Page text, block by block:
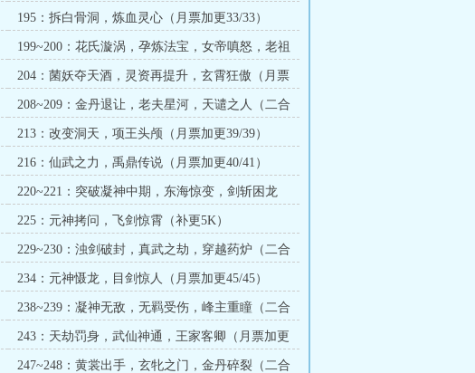
一求订）
195：拆白骨洞，炼血灵心（月票加更33/33）
199~200：花氏漩涡，孕炼法宝，女帝嗔怒，老祖
出行（二和一求订）
204：菌妖夺天酒，灵资再提升，玄霄狂傲（月票
加更36/36）
208~209：金丹退让，老夫星河，天谴之人（二合
一求订）
213：改变洞天，项王头颅（月票加更39/39）
216：仙武之力，禹鼎传说（月票加更40/41）
220~221：突破凝神中期，东海惊变，剑斩困龙
（二合一求订）
225：元神拷问，飞剑惊霄（补更5K）
229~230：浊剑破封，真武之劫，穿越药炉（二合
一求订）
234：元神慑龙，目剑惊人（月票加更45/45）
238~239：凝神无敌，无羁受伤，峰主重瞳（二合
一求订）
243：天劫罚身，武仙神通，王家客卿（月票加更
48/48）
247~248：黄裳出手，玄牝之门，金丹碎裂（二合